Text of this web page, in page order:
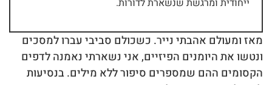
ייחודית ומרגשת שנשארת לדורות.
מאז ומעולם אהבתי נייר. כשכולם סביבי עברו למסכים
ונטשו את היומנים הפיזיים, אני נשארתי נאמנה לדפים
הקסומים ההם שמספרים סיפור ללא מילים. בנסיעות